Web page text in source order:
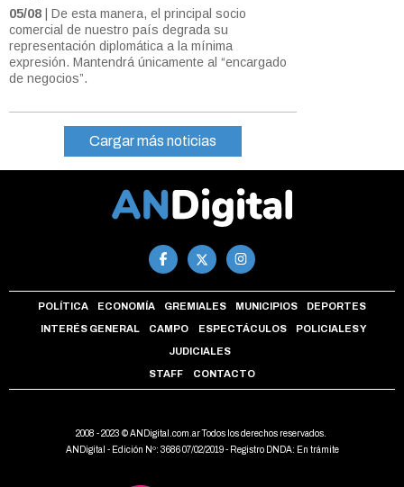
05/08 | De esta manera, el principal socio
comercial de nuestro país degrada su
representación diplomática a la mínima
expresión. Mantendrá únicamente al “encargado
de negocios”.
Cargar más noticias
POLÍTICA ECONOMÍA GREMIALES MUNICIPIOS DEPORTES
INTERÉS GENERAL CAMPO ESPECTÁCULOS POLICIALES Y
JUDICIALES
STAFF CONTACTO
2008 - 2023 © ANDigital.com.ar Todos los derechos reservados.
ANDigital - Edición Nº: 3686 07/02/2019 - Registro DNDA: En trámite